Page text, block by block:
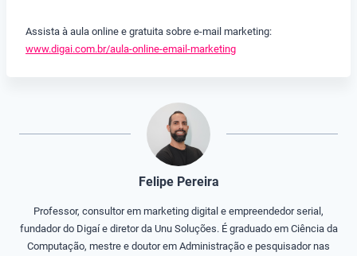
Assista à aula online e gratuita sobre e-mail marketing:
www.digai.com.br/aula-online-email-marketing
Felipe Pereira
Professor, consultor em marketing digital e empreendedor serial,
fundador do Digaí e diretor da Unu Soluções. É graduado em Ciência da
Computação, mestre e doutor em Administração e pesquisador nas